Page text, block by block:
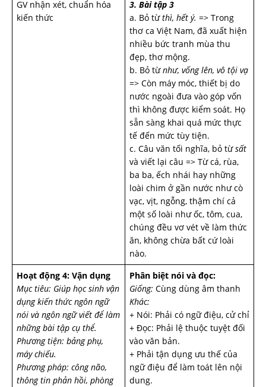
GV nhận xét, chuẩn hóa
kiến thức
3. Bài tập 3
a. Bỏ từthì, hết ý. => Trong
thơ ca Việt Nam, đã xuất hiện
nhiều bức tranh mùa thu
đẹp, thơ mộng.
b. Bỏ từnhư, vống lên, vô tội vạ
=> Còn máy móc, thiết bị do
nước ngoài đưa vào góp vốn
thì không được kiểm soát. Họ
sẵn sàng khai quá mức thực
tế đến mức tùy tiện.
c. Câu văn tối nghĩa, bỏ từsất
và viết lại câu => Từ cá, rùa,
ba ba, ếch nhái hay những
loài chim ở gần nước như cò
vạc, vịt, ngỗng, thậm chí cả
một số loài như ốc, tôm, cua,
chúng đều vơ vét về làm thức
ăn, không chừa bất cứ loài
nào.
Hoạt động 4: Vận dụng
Mục tiêu: Giúp học sinh vận
dụng kiến thức ngôn ngữ
nói và ngôn ngữ viết để làm
những bài tập cụ thể.
Phương tiện: bảng phụ,
máy chiếu.
Phương pháp: công não,
thông tin phản hồi, phòng
Phân biệt nói và đọc:
Giống: Cùng dùng âm thanh
Khác:
+ Nói: Phải có ngữ điệu, cử chỉ
+ Đọc: Phải lệ thuộc tuyệt đối
vào văn bản.
+ Phải tận dụng ưu thế của
ngữ điệu để làm toát lên nội
dung.